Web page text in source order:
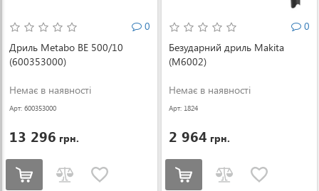
0
Дриль Metabo BE 500/10
(600353000)
Немає в наявності
Арт: 600353000
13 296 грн.
0
Безударний дриль Makita
(M6002)
Немає в наявності
Арт: 1824
2 964 грн.